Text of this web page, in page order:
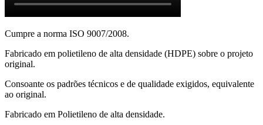
Cumpre a norma ISO 9007/2008.
Fabricado em polietileno de alta densidade (HDPE) sobre o projeto
original.
Consoante os padrões técnicos e de qualidade exigidos, equivalente
ao original.
Fabricado em Polietileno de alta densidade.